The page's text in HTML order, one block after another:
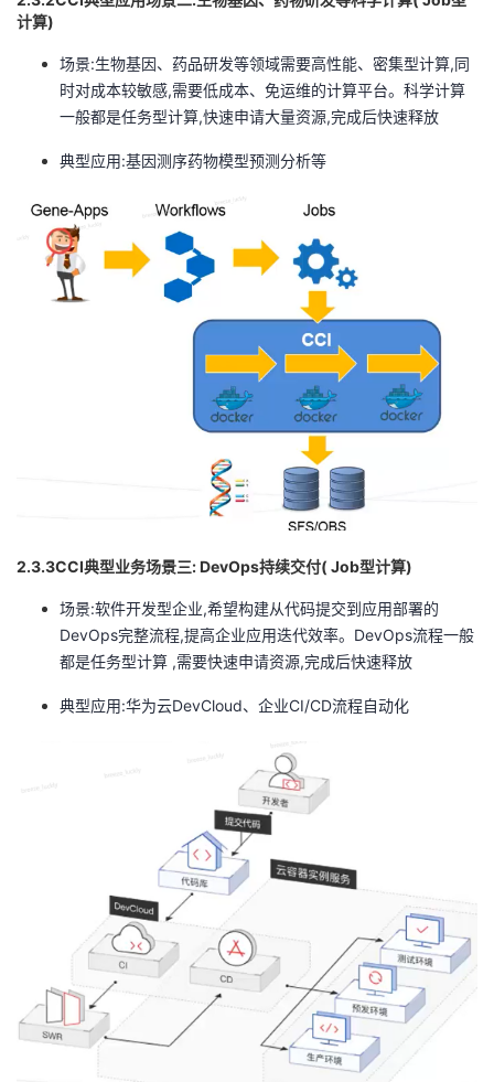
计算)
场景:生物基因、药品研发等领域需要高性能、密集型计算,同
时对成本较敏感,需要低成本、免运维的计算平台。科学计算
一般都是任务型计算,快速申请大量资源,完成后快速释放
典型应用:基因测序药物模型预测分析等
2.3.3CCI典型业务场景三: DevOps持续交付( Job型计算)
场景:软件开发型企业,希望构建从代码提交到应用部署的
DevOps完整流程,提高企业应用迭代效率。DevOps流程一般
都是任务型计算 ,需要快速申请资源,完成后快速释放
典型应用:华为云DevCloud、企业CI/CD流程自动化